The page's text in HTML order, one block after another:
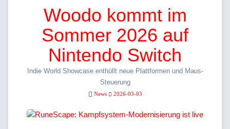
Woodo kommt im
Sommer 2026 auf
Nintendo Switch
Indie World Showcase enthüllt neue Plattformen und Maus-
Steuerung
News 2026-03-03